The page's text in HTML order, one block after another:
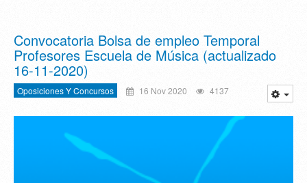
Convocatoria Bolsa de empleo Temporal
Profesores Escuela de Música (actualizado
16-11-2020)
Oposiciones Y Concursos 16 Nov 2020 4137